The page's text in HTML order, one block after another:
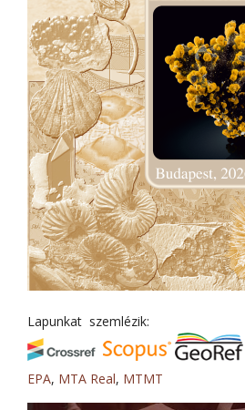
Lapunkat szemlézik:
EPA, MTA Real, MTMT